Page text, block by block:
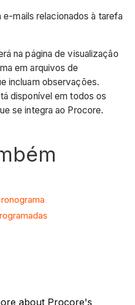
e-mails relacionados à tarefa
na página de visualização
em arquivos de
incluam observações.
disponível em todos os
se integra ao Procore.
about Procore's